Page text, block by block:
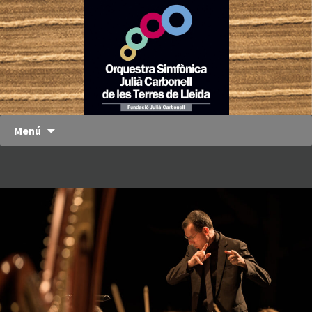
OJC
Orquestra
Simfònica
Julià
Carbonell
de les
Terres de
Lleida
Menú